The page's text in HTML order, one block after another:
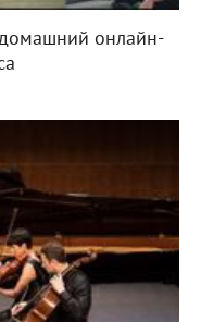
онлайн-